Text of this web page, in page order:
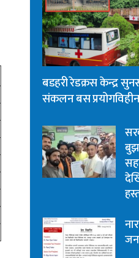
बडहरी रेडक्रस केन्द्र
संकलन बस